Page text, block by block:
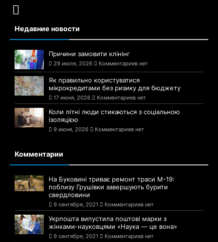
Недавние новости
Причини замовити клінінг
29 июля, 2026 Комментариев нет
Як правильно користуватися
мікрокредитами без ризику для бюджету
17 июня, 2026 Комментариев нет
Коли літні люди стикаються з соціальною
ізоляцією
9 июня, 2026 Комментариев нет
Комментарии
На Буковині триває ремонт траси М-19:
поблизу Грушівки завершують бурити
свердловини
9 сентября, 2021 Комментариев нет
Укрпошта випустила поштові марки з
жінками-науковцями «Наука — це вона»
9 сентября, 2021 Комментариев нет